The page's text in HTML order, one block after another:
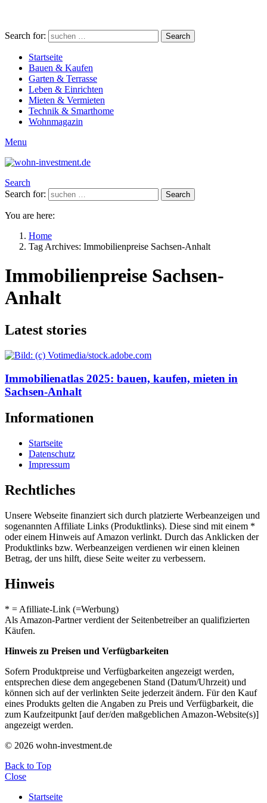
Search for: Search
Startseite
Bauen & Kaufen
Garten & Terrasse
Leben & Einrichten
Mieten & Vermieten
Technik & Smarthome
Wohnmagazin
Menu
Search
Search for:
Search
You are here:
Home
Tag Archives: Immobilienpreise Sachsen-Anhalt
Immobilienpreise Sachsen-
Anhalt
Latest stories
Immobilienatlas 2025: bauen, kaufen, mieten in
Sachsen-Anhalt
Informationen
Startseite
Datenschutz
Impressum
Rechtliches
Unsere Webseite finanziert sich durch platzierte Werbeanzeigen und
sogenannten Affiliate Links (Produktlinks). Diese sind mit einem *
oder einem Hinweis auf Amazon verlinkt. Durch das Anklicken der
Produktlinks bzw. Werbeanzeigen verdienen wir einen kleinen
Betrag, der uns hilft, diese Seite weiter zu verbessern.
Hinweis
* = Afilliate-Link (=Werbung)
Als Amazon-Partner verdient der Seitenbetreiber an qualifizierten
Käufen.
Hinweis zu Preisen und Verfügbarkeiten
Sofern Produktpreise und Verfügbarkeiten angezeigt werden,
entsprechen diese dem angegebenen Stand (Datum/Uhrzeit) und
können sich auf der verlinkten Seite jederzeit ändern. Für den Kauf
eines Produkts gelten die Angaben zu Preis und Verfügbarkeit, die
zum Kaufzeitpunkt [auf der/den maßgeblichen Amazon-Website(s)]
angezeigt werden.
© 2026 wohn-investment.de
Back to Top
Close
Startseite